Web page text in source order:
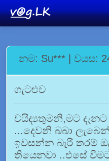
නම: Su*** | වයස:
ගැටළුව
වයිද්‍යතුමනි,මට
...දෙවනි බබා
ඉවසන්න බැරි තරම්
තියෙනවා ..එසේ